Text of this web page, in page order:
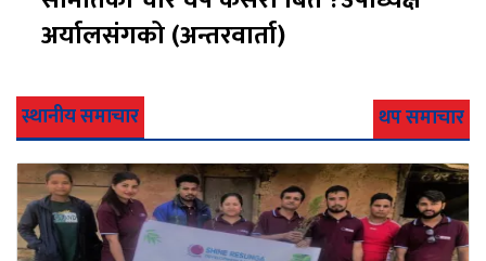
अर्यालसंंगको (अन्तरवार्ता)
स्थानीय समाचार थप समाचार